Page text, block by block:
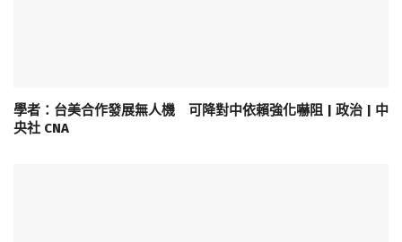
學者：台美合作發展無人機 可降對中依賴強化嚇阻 | 政治 | 中
央社 CNA